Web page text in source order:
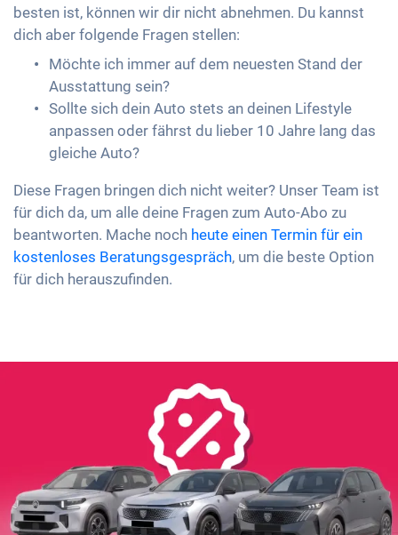
besten ist, können wir dir nicht abnehmen. Du kannst
dich aber folgende Fragen stellen:
Möchte ich immer auf dem neuesten Stand der
Ausstattung sein?
Sollte sich dein Auto stets an deinen Lifestyle
anpassen oder fährst du lieber 10 Jahre lang das
gleiche Auto?
Diese Fragen bringen dich nicht weiter? Unser Team ist
für dich da, um alle deine Fragen zum Auto-Abo zu
beantworten. Mache noch heute einen Termin für ein
kostenloses Beratungsgespräch, um die beste Option
für dich herauszufinden.